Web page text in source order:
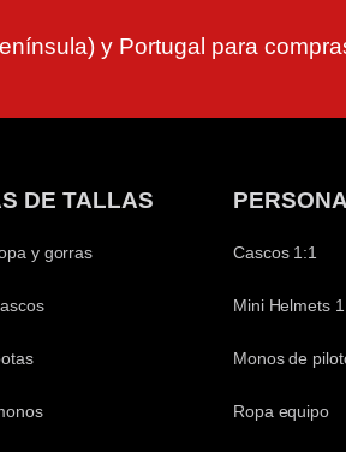
y Portugal para
DE TALLAS
y gorras Cascos 1:1
Mini Helmets
Monos de
Ropa equipo